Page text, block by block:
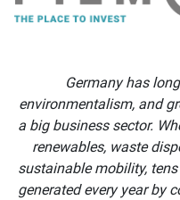
Germany has
environmentalism, and
a big business sector.
renewables, waste
sustainable mobility,
generated every year by